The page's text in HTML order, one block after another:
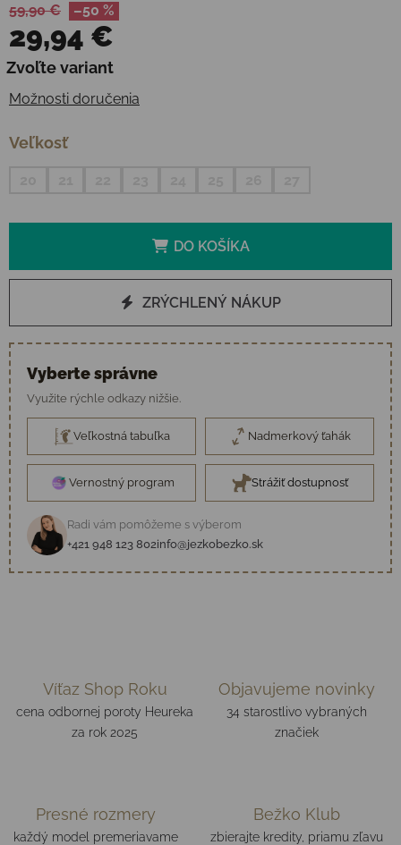
59,90 € –50 %
29,94 €
Jednotková cena:
Zvoľte variant
Možnosti doručenia
Veľkosť
DO KOŠÍKA
ZRÝCHLENÝ NÁKUP
Vyberte správne
Využite rýchle odkazy nižšie.
Veľkostná tabuľka Nadmerkový ťahák
Vernostný program Strážiť dostupnosť
Radi vám pomôžeme s výberom
+421 948 123 802info@jezkobezko.sk
Víťaz Shop Roku
cena odbornej poroty Heureka
za rok 2025
Objavujeme novinky
34 starostlivo vybraných
značiek
Presné rozmery
každý model premeriavame
Bežko Klub
zbierajte kredity, priamu zľavu